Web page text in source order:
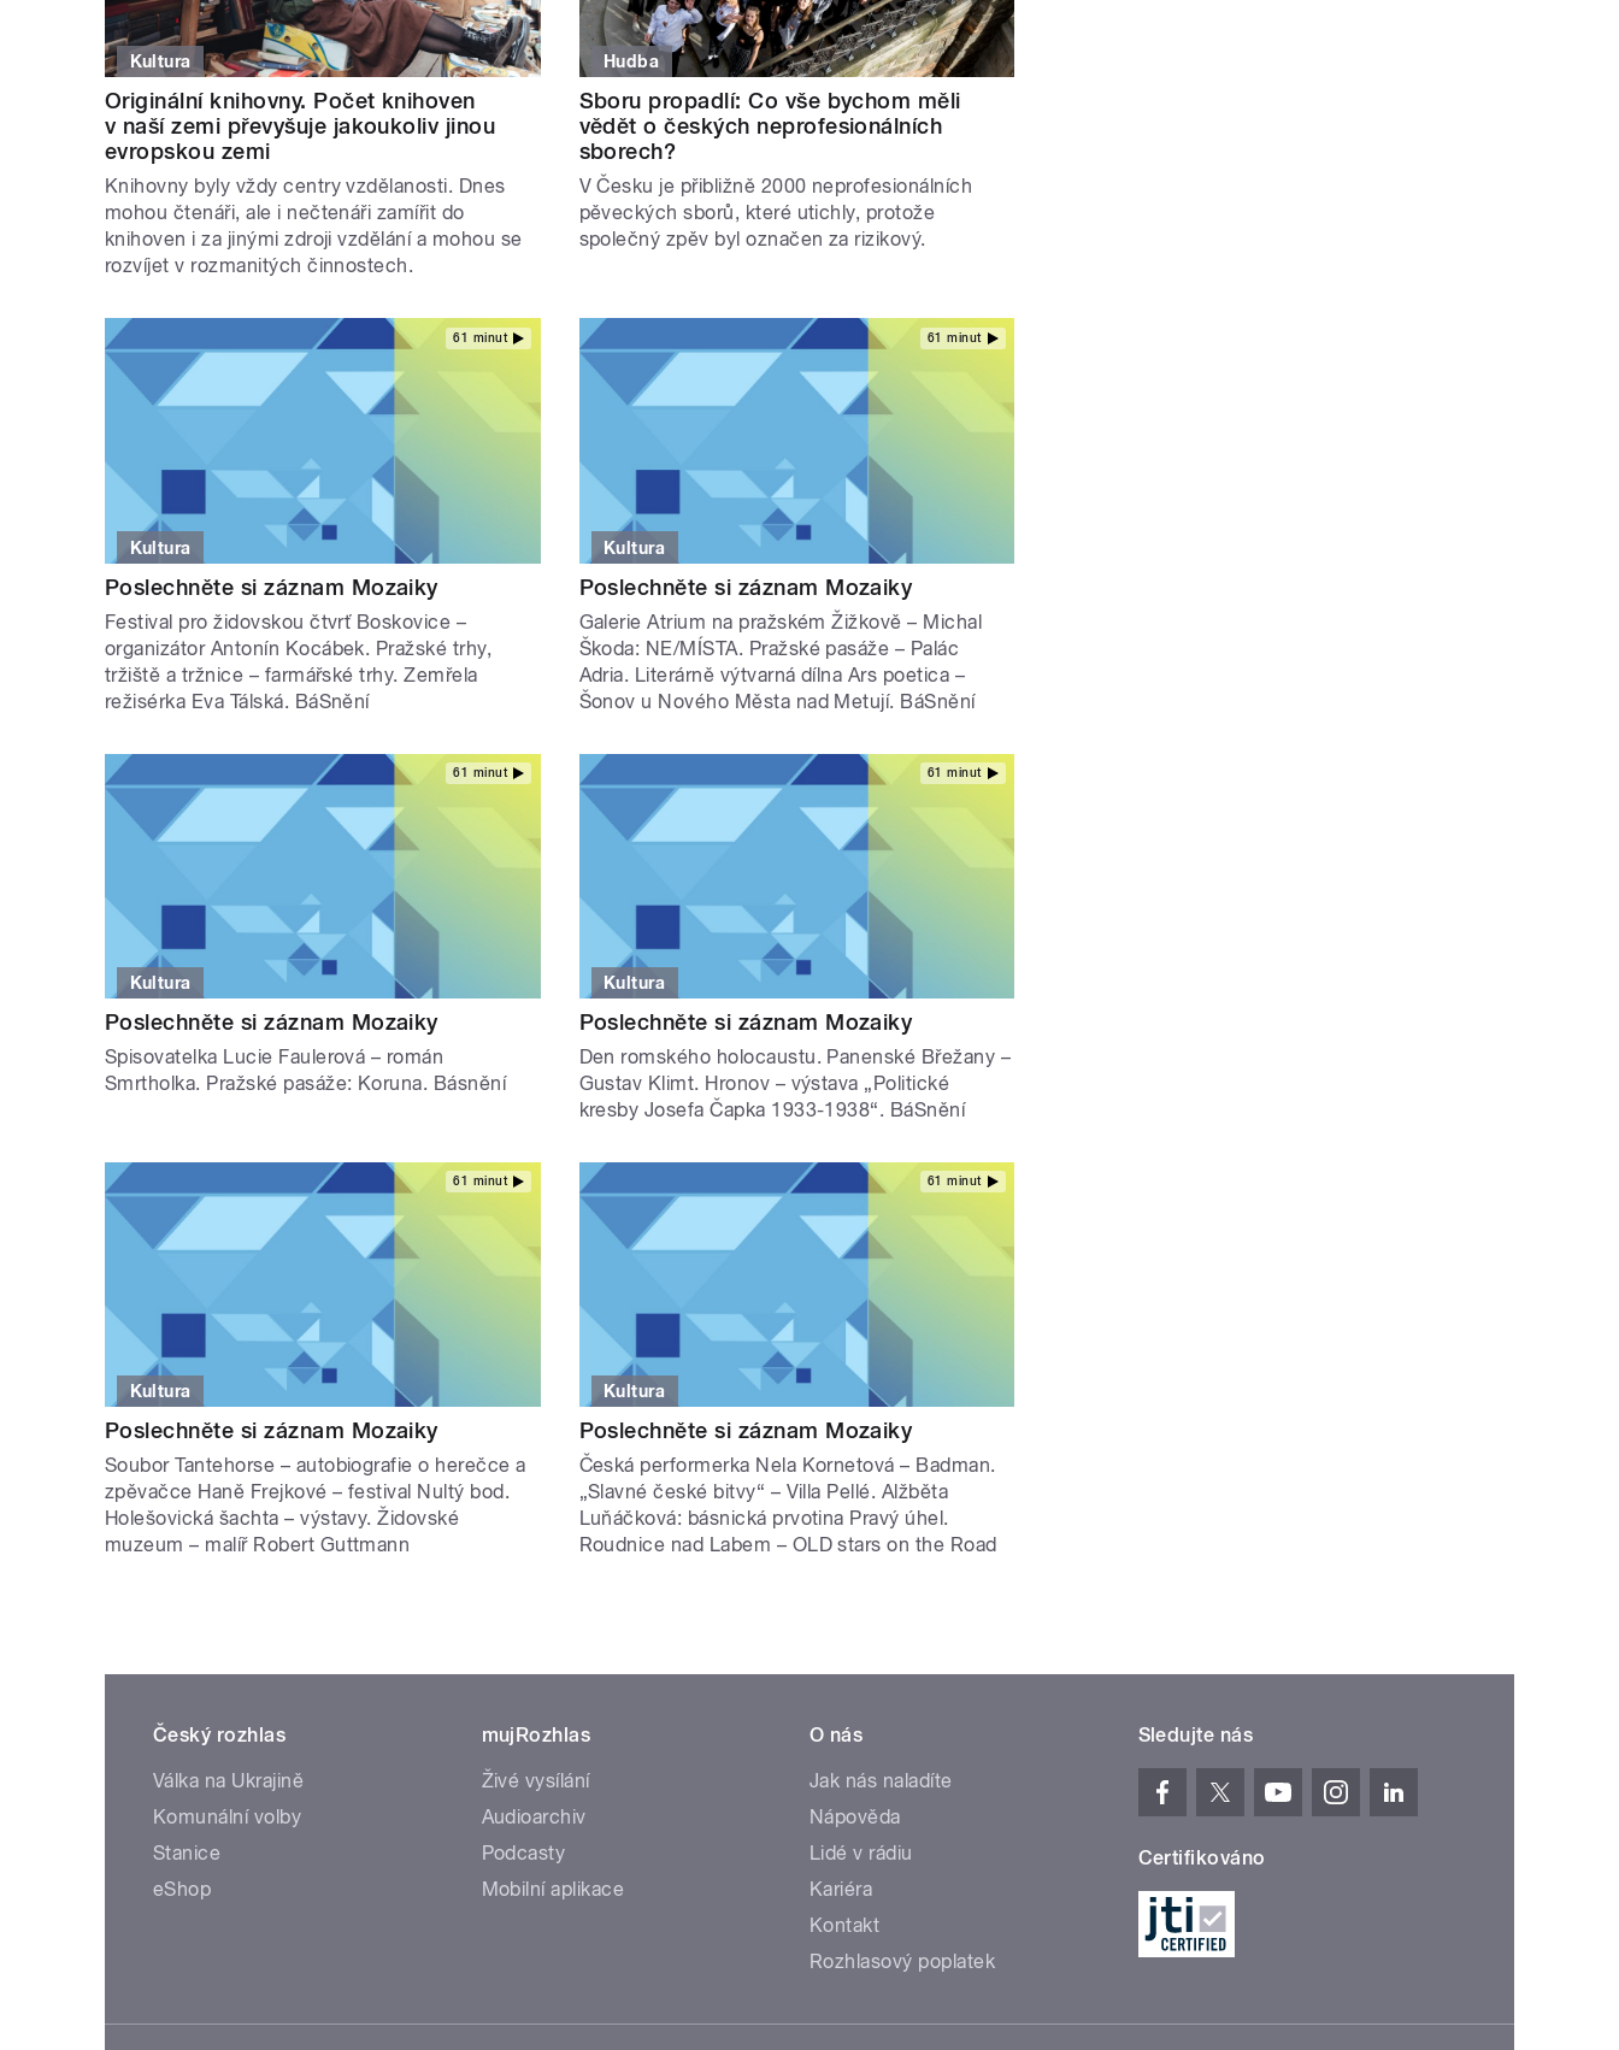
Kultura
Originální knihovny. Počet knihoven
v naší zemi převyšuje jakoukoliv jinou
evropskou zemi
Knihovny byly vždy centry vzdělanosti. Dnes
mohou čtenáři, ale i nečtenáři zamířit do
knihoven i za jinými zdroji vzdělání a mohou se
rozvíjet v rozmanitých činnostech.
Hudba
Sboru propadlí: Co vše bychom měli
vědět o českých neprofesionálních
sborech?
V Česku je přibližně 2000 neprofesionálních
pěveckých sborů, které utichly, protože
společný zpěv byl označen za rizikový.
61 minut
Kultura
Poslechněte si záznam Mozaiky
Festival pro židovskou čtvrť Boskovice –
organizátor Antonín Kocábek. Pražské trhy,
tržiště a tržnice – farmářské trhy. Zemřela
režisérka Eva Tálská. BáSnění
61 minut
Kultura
Poslechněte si záznam Mozaiky
Galerie Atrium na pražském Žižkově – Michal
Škoda: NE/MÍSTA. Pražské pasáže – Palác
Adria. Literárně výtvarná dílna Ars poetica –
Šonov u Nového Města nad Metují. BáSnění
61 minut
Kultura
Poslechněte si záznam Mozaiky
Spisovatelka Lucie Faulerová – román
Smrtholka. Pražské pasáže: Koruna. Básnění
61 minut
Kultura
Poslechněte si záznam Mozaiky
Den romského holocaustu. Panenské Břežany –
Gustav Klimt. Hronov – výstava „Politické
kresby Josefa Čapka 1933-1938“. BáSnění
61 minut
Kultura
Poslechněte si záznam Mozaiky
Soubor Tantehorse – autobiografie o herečce a
zpěvačce Haně Frejkové – festival Nultý bod.
Holešovická šachta – výstavy. Židovské
muzeum – malíř Robert Guttmann
61 minut
Kultura
Poslechněte si záznam Mozaiky
Česká performerka Nela Kornetová – Badman.
„Slavné české bitvy“ – Villa Pellé. Alžběta
Luňáčková: básnická prvotina Pravý úhel.
Roudnice nad Labem – OLD stars on the Road
Český rozhlas
Válka na Ukrajině
Komunální volby
Stanice
eShop
mujRozhlas
Živé vysílání
Audioarchiv
Podcasty
Mobilní aplikace
O nás
Jak nás naladíte
Nápověda
Lidé v rádiu
Kariéra
Kontakt
Rozhlasový poplatek
Sledujte nás
Certifikováno